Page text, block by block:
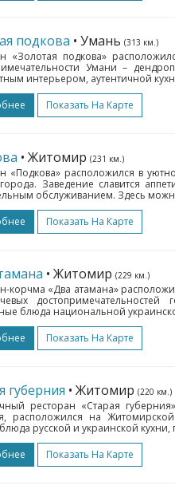
подкова • Умань (313 км.)
«Золотая подкова»
Умани –
интерьером, аутентичной
Показать На Карте
• Житомир (231 км.)
«Подкова» расположился в
Заведение славится
обслуживанием. Здесь
Показать На Карте
• Житомир (229 км.)
корчма «Два атамана»
блюда национальной
Показать На Карте
губерния • Житомир (220 км.)
ресторан «Старая
расположился на
русской и украинской
Показать На Карте